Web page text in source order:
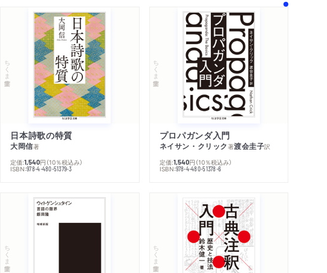
感想をおくる
す汁／早じゅんさい／鯖鮓／鰯鮓／柘榴／浅茅／茄子味噌
／土佐麩／引きちぎり／箙豆腐／南蛮煮／精進飯蛸／菊葉
胡椒飯／桔梗玉子／此花／越前沖鱠／白田楽／寄せ鶏冠／
和え／白梅酒／とろろ汁の温め方／早煮梅／ゆり汁／鱸の
兵庫煮／葉蒸／芹漬／苺汁／雲かけ豆腐／煮和え／さんす
腐／砂糖牛蒡／南京蛤／瀬戸飯／寄楠生／晒し鱒／麦汁／
銭漬／榧人参／おの馭廬嶋／串貝早煮／干し松茸／薩摩す
八方菜／牡蠣飯／べた汁／小倉田楽／茄子おろし汁／霰蕎
饅頭点心／しめじ玉子／酒田粥漬／早烏賊／揚げ焼／湯は
胡麻和え／紅葉蛤／合せ湯豆腐／若狭にしん鮓／隠れ里吸
鉾豆腐／松茸早鮓／うどん鮑／紛い豆腐／生蕨早ゆでの法
鮑／玉簾吸物／天王寺錦洞／ 一文字／藤色飯／宇治丸／煮
幾世芋／曲げ蒲鉾／大原苞／安部豆腐／豆の葉／青茶吸物
ちくま学芸文庫
日本詩歌の特質
大岡信著
定価:1,540円 （10％税込み）
ISBN:978-4-480-51379-3
ちくま学芸文庫
プロパガンダ入門
ネイサン・クリック著渡会圭子訳
定価:1,540円 （10％税込み）
ISBN:978-4-480-51378-6
ちくま学芸文庫 ちくま学芸文庫